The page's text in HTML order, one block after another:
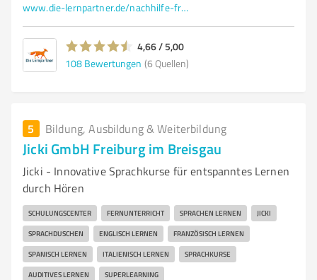
www.die-lernpartner.de/nachhilfe-freiburg/
4,66 / 5,00
108 Bewertungen (6 Quellen)
5 Bildung, Ausbildung & Weiterbildung
Jicki GmbH Freiburg im Breisgau
Jicki - Innovative Sprachkurse für entspanntes Lernen
durch Hören
SCHULUNGSCENTER FERNUNTERRICHT SPRACHEN LERNEN JICKI
SPRACHDUSCHEN ENGLISCH LERNEN FRANZÖSISCH LERNEN
SPANISCH LERNEN ITALIENISCH LERNEN SPRACHKURSE
AUDITIVES LERNEN SUPERLEARNING